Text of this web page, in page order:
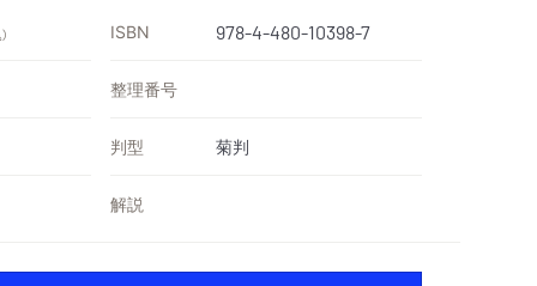
ISBN 978-4-480-10398-7
整理番号
判型 菊判
解説